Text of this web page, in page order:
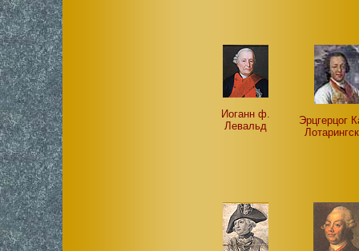
Иоганн ф.
Левальд
Эрцгерцог